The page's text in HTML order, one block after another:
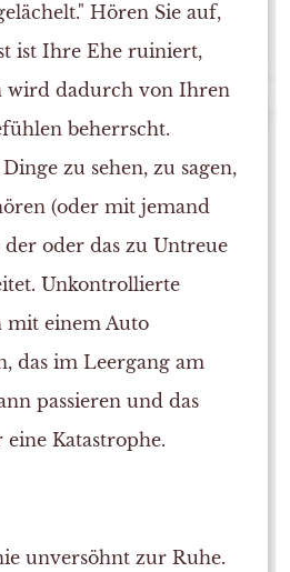
Hören Sie auf,
ist Ihre Ehe ruiniert,
wird dadurch von Ihren
beherrscht.
zu sehen, zu sagen,
(oder mit jemand
der oder das zu Untreue
Unkontrollierte
mit einem Auto
das im Leergang am
passieren und das
Katastrophe.
unversöhnt zur Ruhe.